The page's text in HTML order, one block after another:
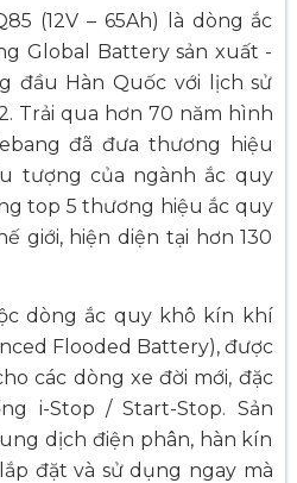
(12V – 65Ah) là dòng ắc
Global Battery sản xuất -
đầu Hàn Quốc với lịch sử
Trải qua hơn 70 năm hình
đã đưa thương hiệu
tượng của ngành ắc quy
top 5 thương hiệu ắc quy
giới, hiện diện tại hơn 130
dòng ắc quy khô kín khí
Flooded Battery), được
các dòng xe đời mới, đặc
i-Stop / Start-Stop. Sản
dịch điện phân, hàn kín
đặt và sử dụng ngay mà